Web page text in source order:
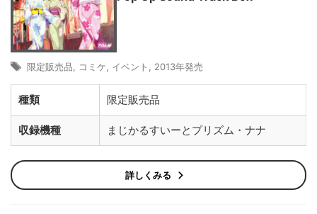
限定販売品 コミケ イベント 2013年発売
種類 限定販売品
収録機種 まじかるすいーとプリズム・ナナ
詳しくみる